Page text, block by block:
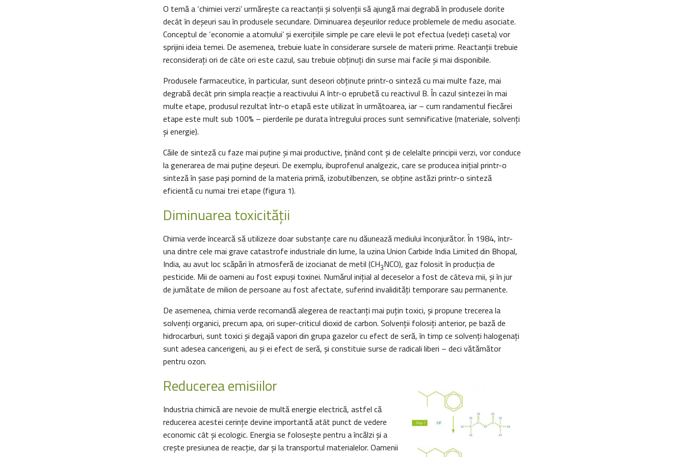
O temă a ‘chimiei verzi’ urmăreşte ca reactanţii și solvenții să ajungă mai degrabă în produsele dorite
decât în deșeuri sau în produsele secundare. Diminuarea deșeurilor reduce problemele de mediu asociate.
Conceptul de ‘economie a atomului’ și exercițiile simple pe care elevii le pot efectua (vedeţi caseta) vor
sprijini ideia temei. De asemenea, trebuie luate în considerare sursele de materii prime. Reactanţii trebuie
reconsideraţi ori de câte ori este cazul, sau trebuie obținuţi din surse mai facile şi mai disponibile.
Produsele farmaceutice, în particular, sunt deseori obţinute printr-o sinteză cu mai multe faze, mai
degrabă decât prin simpla reacție a reactivului A într-o eprubetă cu reactivul B. În cazul sintezei în mai
multe etape, produsul rezultat într-o etapă este utilizat în următoarea, iar – cum randamentul fiecărei
etape este mult sub 100% – pierderile pe durata întregului proces sunt semnificative (materiale, solvenți
și energie).
Căile de sinteză cu faze mai puține și mai productive, ținând cont şi de celelalte principii verzi, vor conduce
la generarea de mai puține deșeuri. De exemplu, ibuprofenul analgezic, care se producea inițial printr-o
sinteză în șase pași pornind de la materia primă, izobutilbenzen, se obţine astăzi printr-o sinteză
eficientă cu numai trei etape (figura 1).
Diminuarea toxicităţii
Chimia verde încearcă să utilizeze doar substanțe care nu dăunează mediului înconjurător. În 1984, într-
una dintre cele mai grave catastrofe industriale din lume, la uzina Union Carbide India Limited din Bhopal,
India, au avut loc scăpări în atmosferă de izocianat de metil (CH3NCO), gaz folosit în producția de
pesticide. Mii de oameni au fost expuşi toxinei. Numărul iniţial al deceselor a fost de câteva mii, și în jur
de jumătate de milion de persoane au fost afectate, suferind invalidităţi temporare sau permanente.
De asemenea, chimia verde recomandă alegerea de reactanţi mai puțin toxici, şi propune trecerea la
solvenți organici, precum apa, ori super-criticul dioxid de carbon. Solvenții folosiţi anterior, pe bază de
hidrocarburi, sunt toxici și degajă vapori din grupa gazelor cu efect de seră, în timp ce solvenți halogenați
sunt adesea cancerigeni, au și ei efect de seră, și constituie surse de radicali liberi – deci vătămător
pentru ozon.
Reducerea emisiilor
Industria chimică are nevoie de multă energie electrică, astfel că
reducerea acestei cerințe devine importantă atât punct de vedere
economic cât și ecologic. Energia se foloseşte pentru a încălzi și a
crește presiunea de reacție, dar și la transportul materialelor. Oamenii